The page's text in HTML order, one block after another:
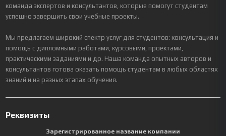
команда экспертов и консультантов, которые помогут студентам
успешно завершить свои учебные проекты.
Мы предлагаем широкий спектр услуг для студентов: консультация и
помощь с дипломными работами, курсовыми, проектами,
практическими заданиями и др. Наша команда опытных авторов и
консультантов готова оказать помощь студентам в любых областях
знаний и на разных этапах обучения.
Реквизиты
Зарегистрированное название компании